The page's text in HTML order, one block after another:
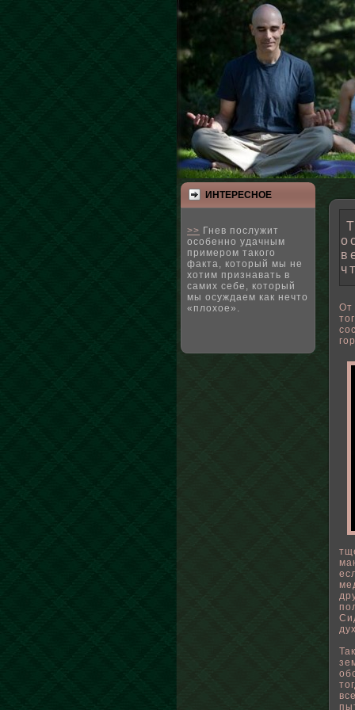
ИНТЕРЕСНΟЕ
>> Гнев послужит
особенно удачным
примером такого
факта, который мы не
хотим признавать в
самих себе, который
мы осуждаем как нечто
«плохое».
От